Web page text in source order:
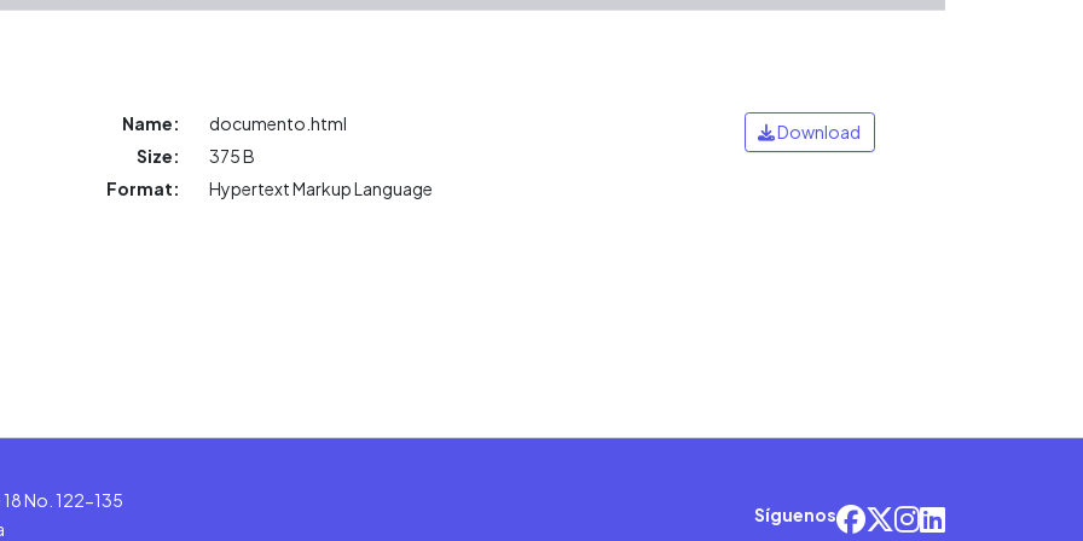
Name:
documento.html
Size:
375 B
Format:
Hypertext Markup Language
Download
No. 122-135
Síguenos